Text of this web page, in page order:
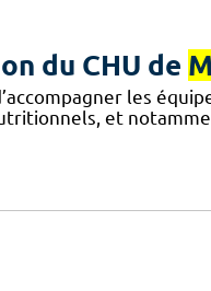
du CHU de
les
et